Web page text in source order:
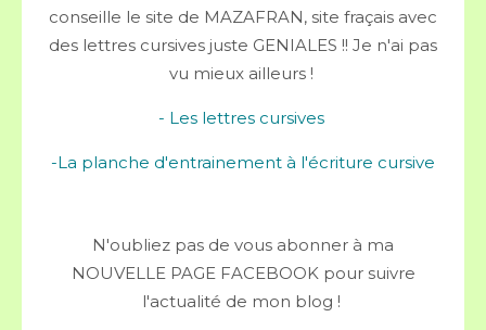
conseille le site de MAZAFRAN, site fraçais avec
des lettres cursives juste GENIALES !! Je n'ai pas
vu mieux ailleurs !
- Les lettres cursives
-La planche d'entrainement à l'écriture cursive
N'oubliez pas de vous abonner à ma
NOUVELLE PAGE FACEBOOK pour suivre
l'actualité de mon blog !